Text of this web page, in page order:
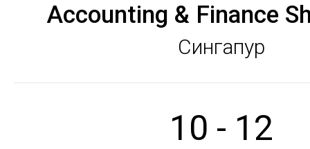
Accounting & Finance
Сингапур
10 - 12